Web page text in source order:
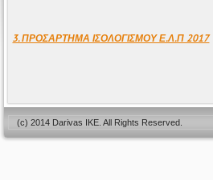
3. ΠΡΟΣΑΡΤΗΜΑ ΙΣΟΛΟΓΙΣΜΟΥ Ε.Λ.Π 2017
(c) 2014 Darivas IKE. All Rights Reserved.